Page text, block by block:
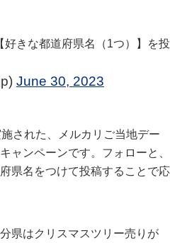
好きな都道府県名（1つ）】を投
June 30, 2023
された、メルカリご当地デー
ャンペーンです。フォローと、
県名をつけて投稿することで応
県はクリスマスツリー売りが